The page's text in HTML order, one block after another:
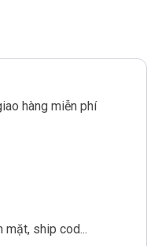
hàng miễn phí
mặt, ship cod...